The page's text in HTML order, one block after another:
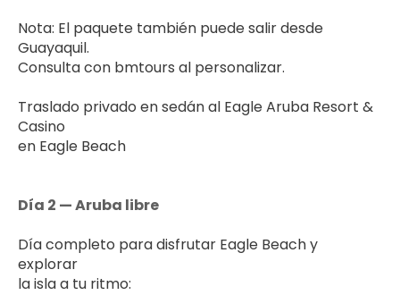
Nota: El paquete también puede salir desde
Guayaquil.
Consulta con bmtours al personalizar.
Traslado privado en sedán al Eagle Aruba Resort &
Casino
en Eagle Beach
Día 2 — Aruba libre
Día completo para disfrutar Eagle Beach y
explorar
la isla a tu ritmo: